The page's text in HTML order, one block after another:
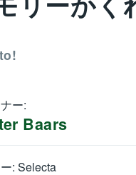
ー:
Baars
: Selecta